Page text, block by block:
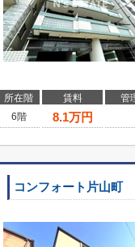
所在階 賃料 管
6階
8.1万円
コンフォート片山町